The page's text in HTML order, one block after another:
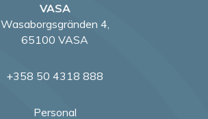
VASA
Wasaborgsgränden 4,
65100 VASA
+358 50 4318 888
Personal